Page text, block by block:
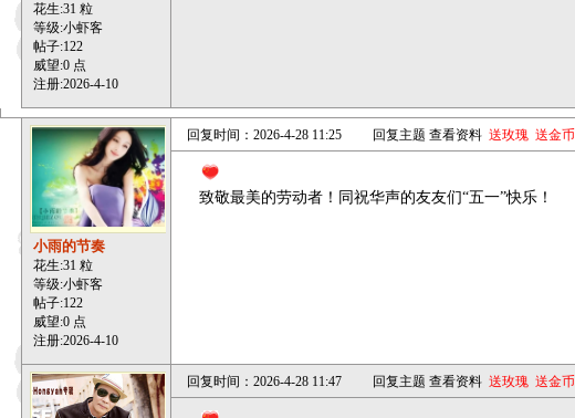
花生:31 粒
等级:小虾客
帖子:122
威望:0 点
注册:2026-4-10
小雨的节奏
花生:31 粒
等级:小虾客
帖子:122
威望:0 点
注册:2026-4-10
回复时间：2026-4-28 11:25 回复主题 查看资料 送玫瑰 送金币
致敬最美的劳动者！同祝华声的友友们“五一”快乐！
回复时间：2026-4-28 11:47 回复主题 查看资料 送玫瑰 送金币